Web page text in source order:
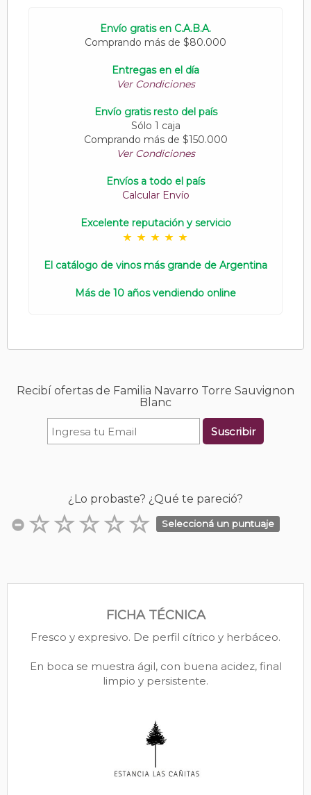
Envío gratis en C.A.B.A.
Comprando más de $80.000
Entregas en el día
Ver Condiciones
Envío gratis resto del país
Sólo 1 caja
Comprando más de $150.000
Ver Condiciones
Envíos a todo el país
Calcular Envío
Excelente reputación y servicio
El catálogo de vinos más grande de Argentina
Más de 10 años vendiendo online
Recibí ofertas de Familia Navarro Torre Sauvignon
Blanc
Suscribir
¿Lo probaste? ¿Qué te pareció?
Seleccioná un puntuaje
FICHA TÉCNICA
Fresco y expresivo. De perfil cítrico y herbáceo.
En boca se muestra ágil, con buena acidez, final
limpio y persistente.